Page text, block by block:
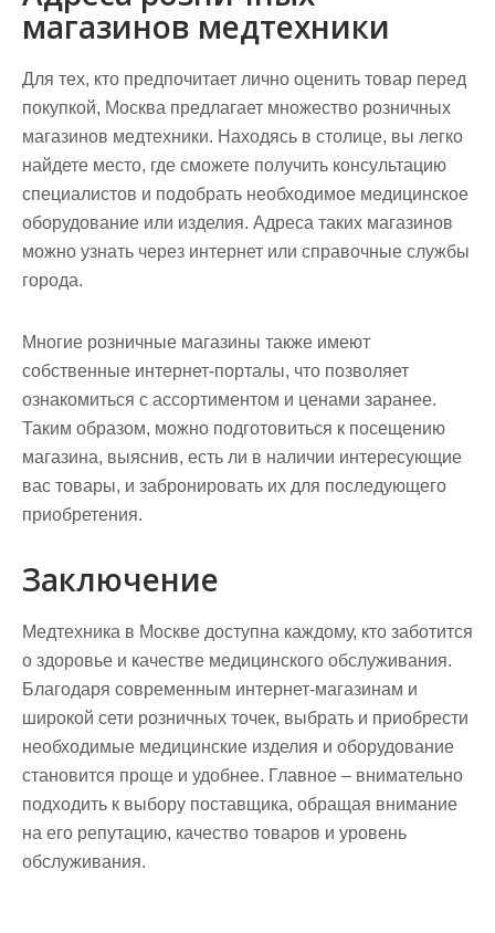
магазинов медтехники
Для тех, кто предпочитает лично оценить товар перед
покупкой, Москва предлагает множество розничных
магазинов медтехники. Находясь в столице, вы легко
найдете место, где сможете получить консультацию
специалистов и подобрать необходимое медицинское
оборудование или изделия. Адреса таких магазинов
можно узнать через интернет или справочные службы
города.
Многие розничные магазины также имеют
собственные интернет-порталы, что позволяет
ознакомиться с ассортиментом и ценами заранее.
Таким образом, можно подготовиться к посещению
магазина, выяснив, есть ли в наличии интересующие
вас товары, и забронировать их для последующего
приобретения.
Заключение
Медтехника в Москве доступна каждому, кто заботится
о здоровье и качестве медицинского обслуживания.
Благодаря современным интернет-магазинам и
широкой сети розничных точек, выбрать и приобрести
необходимые медицинские изделия и оборудование
становится проще и удобнее. Главное – внимательно
подходить к выбору поставщика, обращая внимание
на его репутацию, качество товаров и уровень
обслуживания.